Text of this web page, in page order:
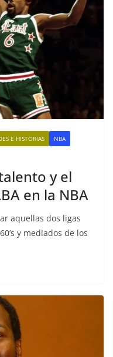
E HISTORIAS NBA
y el
en la NBA
aquellas dos ligas
y mediados de los